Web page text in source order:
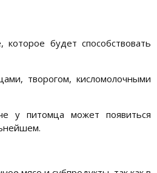
будет способствовать
творогом, кисломолочными
у питомца может появиться